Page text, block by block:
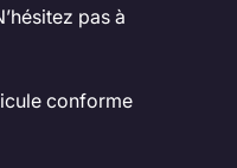
pas à
conforme